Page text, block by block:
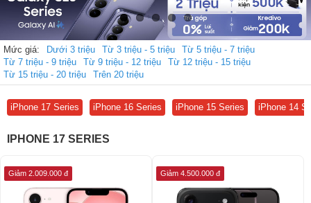
Mức giá: Dưới 3 triệu Từ 3 triệu - 5 triệu
Từ 5 triệu - 7 triệu
Từ 7 triệu - 9 triệu
Từ 9 triệu - 12 triệu
Từ 12 triệu - 15 triệu
Từ 15 triệu - 20 triệu
Trên 20 triệu
iPhone 17 Series iPhone 16 Series iPhone 15 Series iPhone 14
IPHONE 17 SERIES
Giảm 2.009.000 đ Giảm 4.500.000 đ